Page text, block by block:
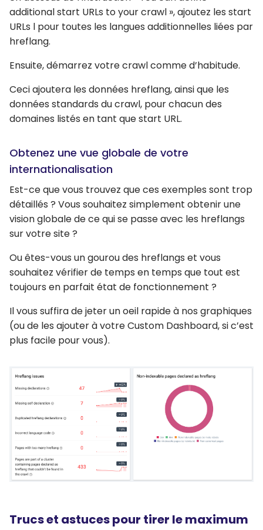
additional start URLs to your crawl », ajoutez les start
URLs l pour toutes les langues additionnelles liées par
hreflang.
Ensuite, démarrez votre crawl comme d’habitude.
Ceci ajoutera les données hreflang, ainsi que les
données standards du crawl, pour chacun des
domaines listés en tant que start URL.
Obtenez une vue globale de votre
internationalisation
Est-ce que vous trouvez que ces exemples sont trop
détaillés ? Vous souhaitez simplement obtenir une
vision globale de ce qui se passe avec les hreflangs
sur votre site ?
Ou êtes-vous un gourou des hreflangs et vous
souhaitez vérifier de temps en temps que tout est
toujours en parfait état de fonctionnement ?
Il vous suffira de jeter un oeil rapide à nos graphiques
(ou de les ajouter à votre Custom Dashboard, si c’est
plus facile pour vous).
Trucs et astuces pour tirer le maximum